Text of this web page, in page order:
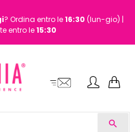
? Ordina entro le16:30 (lun-gio) |
entro le15:30
search